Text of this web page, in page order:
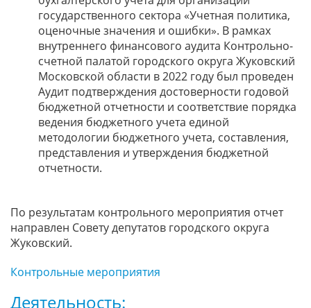
государственного сектора «Учетная политика,
оценочные значения и ошибки». В рамках
внутреннего финансового аудита Контрольно-
счетной палатой городского округа Жуковский
Московской области в 2022 году был проведен
Аудит подтверждения достоверности годовой
бюджетной отчетности и соответствие порядка
ведения бюджетного учета единой
методологии бюджетного учета, составления,
представления и утверждения бюджетной
отчетности.
По результатам контрольного мероприятия отчет
направлен Совету депутатов городского округа
Жуковский.
Контрольные мероприятия
Деятельность: